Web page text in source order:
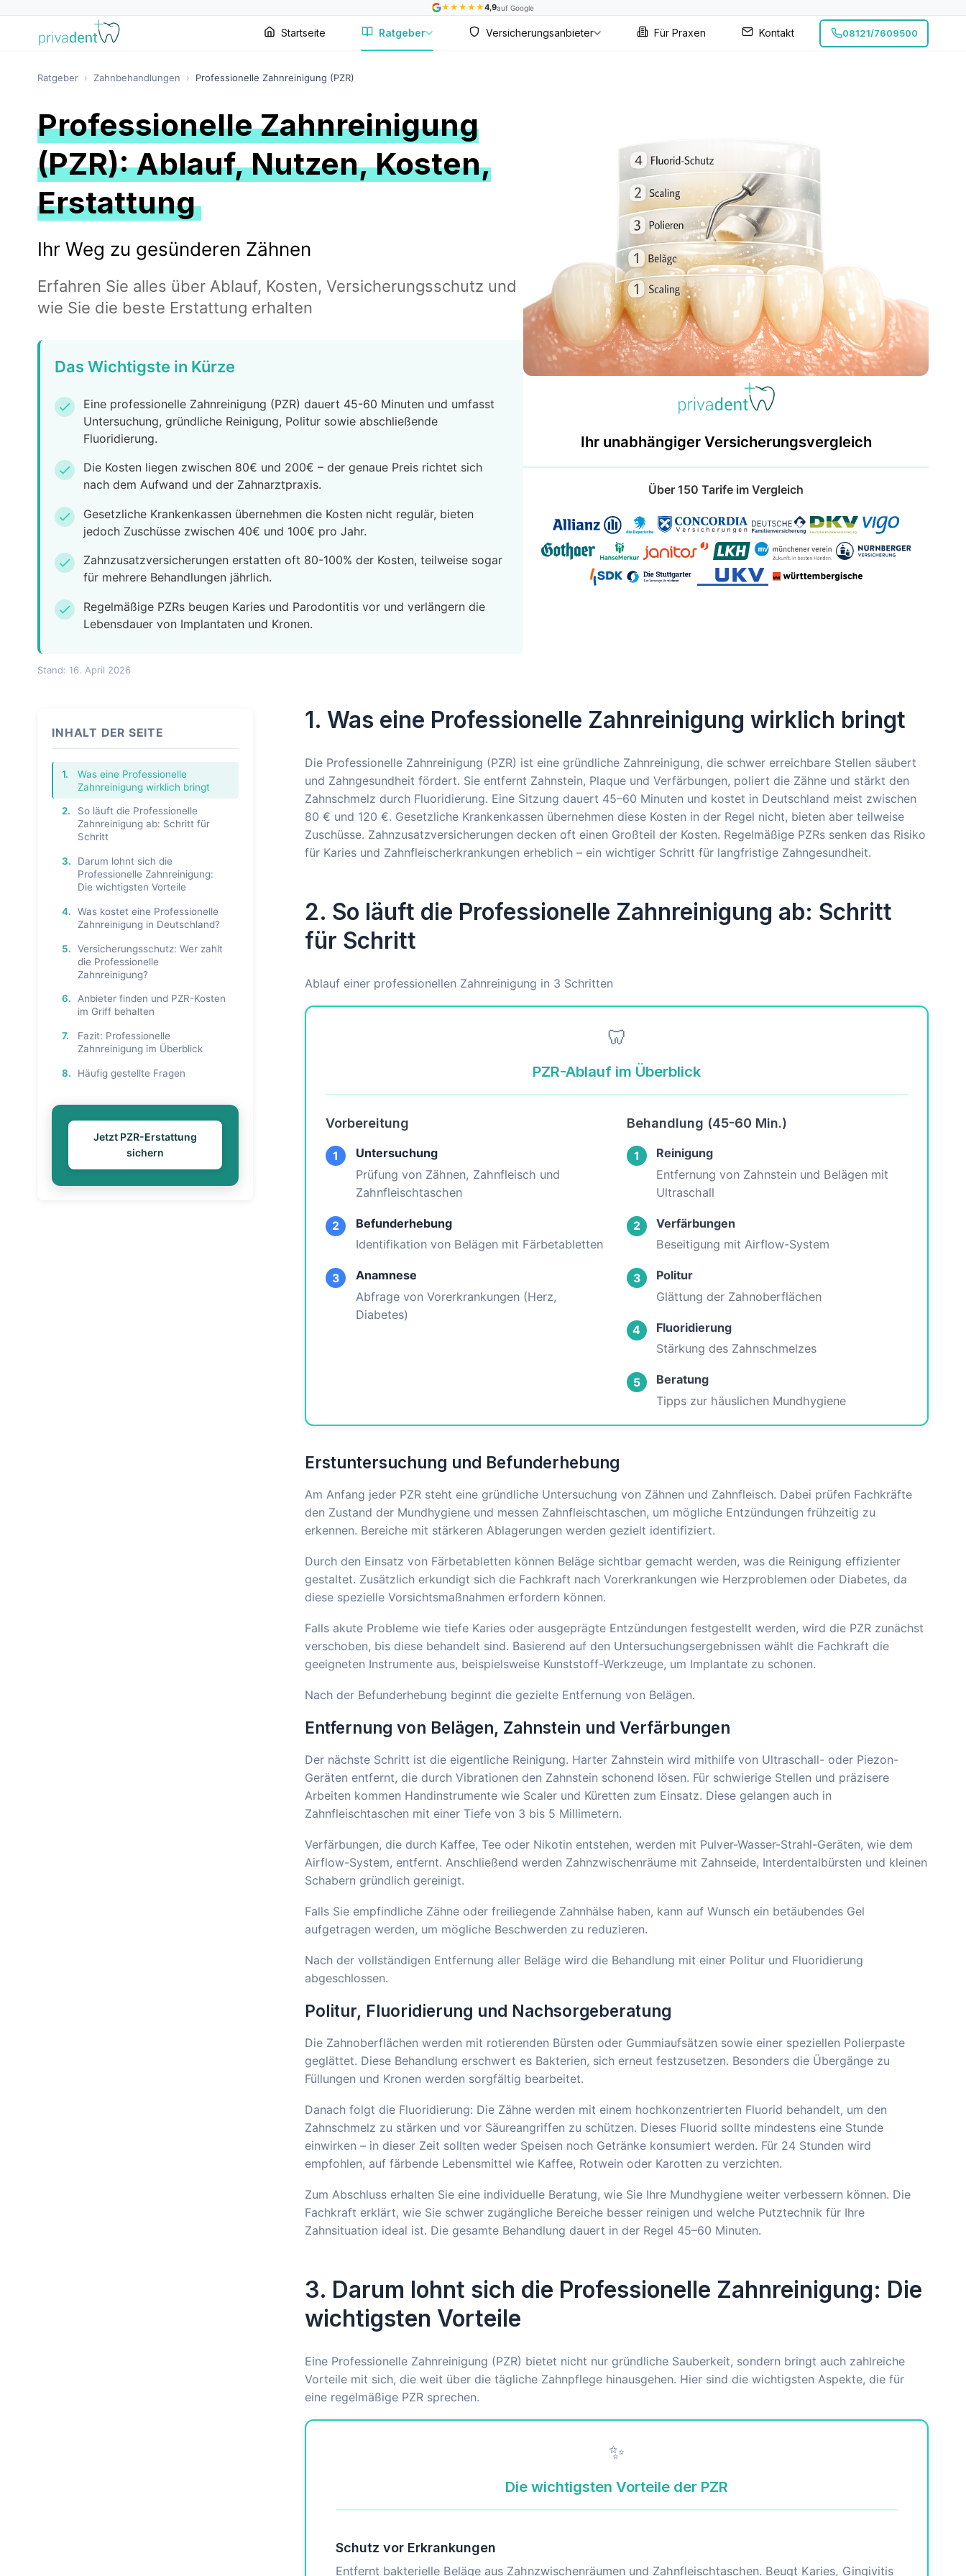
★ ★ ★ ★ ★4,9auf Google
Startseite Ratgeber Versicherungsanbieter Für Praxen Kontakt 08121/7609500
Ratgeber › Zahnbehandlungen › Professionelle Zahnreinigung (PZR)
Professionelle Zahnreinigung
(PZR): Ablauf, Nutzen, Kosten,
Erstattung
Ihr Weg zu gesünderen Zähnen
Erfahren Sie alles über Ablauf, Kosten, Versicherungsschutz und
wie Sie die beste Erstattung erhalten
Das Wichtigste in Kürze
check
Eine professionelle Zahnreinigung (PZR) dauert 45-60 Minuten und umfasst
Untersuchung, gründliche Reinigung, Politur sowie abschließende
Fluoridierung.
check
Die Kosten liegen zwischen 80€ und 200€ – der genaue Preis richtet sich
nach dem Aufwand und der Zahnarztpraxis.
check
Gesetzliche Krankenkassen übernehmen die Kosten nicht regulär, bieten
jedoch Zuschüsse zwischen 40€ und 100€ pro Jahr.
check
Zahnzusatzversicherungen erstatten oft 80-100% der Kosten, teilweise sogar
für mehrere Behandlungen jährlich.
check
Regelmäßige PZRs beugen Karies und Parodontitis vor und verlängern die
Lebensdauer von Implantaten und Kronen.
Stand: 16. April 2026
Ihr unabhängiger Versicherungsvergleich
Über 150 Tarife im Vergleich
INHALT DER SEITE
1.
Was eine Professionelle
Zahnreinigung wirklich bringt
2.
So läuft die Professionelle
Zahnreinigung ab: Schritt für
Schritt
3.
Darum lohnt sich die
Professionelle Zahnreinigung:
Die wichtigsten Vorteile
4.
Was kostet eine Professionelle
Zahnreinigung in Deutschland?
5.
Versicherungsschutz: Wer zahlt
die Professionelle
Zahnreinigung?
6.
Anbieter finden und PZR-Kosten
im Griff behalten
7.
Fazit: Professionelle
Zahnreinigung im Überblick
8. Häufig gestellte Fragen
Jetzt PZR-Erstattung
sichern
1. Was eine Professionelle Zahnreinigung wirklich bringt
Die Professionelle Zahnreinigung (PZR) ist eine gründliche Zahnreinigung, die schwer erreichbare Stellen säubert
und Zahngesundheit fördert. Sie entfernt Zahnstein, Plaque und Verfärbungen, poliert die Zähne und stärkt den
Zahnschmelz durch Fluoridierung. Eine Sitzung dauert 45–60 Minuten und kostet in Deutschland meist zwischen
80 € und 120 €. Gesetzliche Krankenkassen übernehmen diese Kosten in der Regel nicht, bieten aber teilweise
Zuschüsse. Zahnzusatzversicherungen decken oft einen Großteil der Kosten. Regelmäßige PZRs senken das Risiko
für Karies und Zahnfleischerkrankungen erheblich – ein wichtiger Schritt für langfristige Zahngesundheit.
2. So läuft die Professionelle Zahnreinigung ab: Schritt
für Schritt
Ablauf einer professionellen Zahnreinigung in 3 Schritten
🦷
PZR-Ablauf im Überblick
Vorbereitung
1
Untersuchung
Prüfung von Zähnen, Zahnfleisch und
Zahnfleischtaschen
2
Befunderhebung
Identifikation von Belägen mit Färbetabletten
3
Anamnese
Abfrage von Vorerkrankungen (Herz,
Diabetes)
Behandlung (45-60 Min.)
1
Reinigung
Entfernung von Zahnstein und Belägen mit
Ultraschall
2
Verfärbungen
Beseitigung mit Airflow-System
3
Politur
Glättung der Zahnoberflächen
4
Fluoridierung
Stärkung des Zahnschmelzes
5
Beratung
Tipps zur häuslichen Mundhygiene
Erstuntersuchung und Befunderhebung
Am Anfang jeder PZR steht eine gründliche Untersuchung von Zähnen und Zahnfleisch. Dabei prüfen Fachkräfte
den Zustand der Mundhygiene und messen Zahnfleischtaschen, um mögliche Entzündungen frühzeitig zu
erkennen. Bereiche mit stärkeren Ablagerungen werden gezielt identifiziert.
Durch den Einsatz von Färbetabletten können Beläge sichtbar gemacht werden, was die Reinigung effizienter
gestaltet. Zusätzlich erkundigt sich die Fachkraft nach Vorerkrankungen wie Herzproblemen oder Diabetes, da
diese spezielle Vorsichtsmaßnahmen erfordern können.
Falls akute Probleme wie tiefe Karies oder ausgeprägte Entzündungen festgestellt werden, wird die PZR zunächst
verschoben, bis diese behandelt sind. Basierend auf den Untersuchungsergebnissen wählt die Fachkraft die
geeigneten Instrumente aus, beispielsweise Kunststoff-Werkzeuge, um Implantate zu schonen.
Nach der Befunderhebung beginnt die gezielte Entfernung von Belägen.
Entfernung von Belägen, Zahnstein und Verfärbungen
Der nächste Schritt ist die eigentliche Reinigung. Harter Zahnstein wird mithilfe von Ultraschall- oder Piezon-
Geräten entfernt, die durch Vibrationen den Zahnstein schonend lösen. Für schwierige Stellen und präzisere
Arbeiten kommen Handinstrumente wie Scaler und Küretten zum Einsatz. Diese gelangen auch in
Zahnfleischtaschen mit einer Tiefe von 3 bis 5 Millimetern.
Verfärbungen, die durch Kaffee, Tee oder Nikotin entstehen, werden mit Pulver-Wasser-Strahl-Geräten, wie dem
Airflow-System, entfernt. Anschließend werden Zahnzwischenräume mit Zahnseide, Interdentalbürsten und kleinen
Schabern gründlich gereinigt.
Falls Sie empfindliche Zähne oder freiliegende Zahnhälse haben, kann auf Wunsch ein betäubendes Gel
aufgetragen werden, um mögliche Beschwerden zu reduzieren.
Nach der vollständigen Entfernung aller Beläge wird die Behandlung mit einer Politur und Fluoridierung
abgeschlossen.
Politur, Fluoridierung und Nachsorgeberatung
Die Zahnoberflächen werden mit rotierenden Bürsten oder Gummiaufsätzen sowie einer speziellen Polierpaste
geglättet. Diese Behandlung erschwert es Bakterien, sich erneut festzusetzen. Besonders die Übergänge zu
Füllungen und Kronen werden sorgfältig bearbeitet.
Danach folgt die Fluoridierung: Die Zähne werden mit einem hochkonzentrierten Fluorid behandelt, um den
Zahnschmelz zu stärken und vor Säureangriffen zu schützen. Dieses Fluorid sollte mindestens eine Stunde
einwirken – in dieser Zeit sollten weder Speisen noch Getränke konsumiert werden. Für 24 Stunden wird
empfohlen, auf färbende Lebensmittel wie Kaffee, Rotwein oder Karotten zu verzichten.
Zum Abschluss erhalten Sie eine individuelle Beratung, wie Sie Ihre Mundhygiene weiter verbessern können. Die
Fachkraft erklärt, wie Sie schwer zugängliche Bereiche besser reinigen und welche Putztechnik für Ihre
Zahnsituation ideal ist. Die gesamte Behandlung dauert in der Regel 45–60 Minuten.
3. Darum lohnt sich die Professionelle Zahnreinigung: Die
wichtigsten Vorteile
Eine Professionelle Zahnreinigung (PZR) bietet nicht nur gründliche Sauberkeit, sondern bringt auch zahlreiche
Vorteile mit sich, die weit über die tägliche Zahnpflege hinausgehen. Hier sind die wichtigsten Aspekte, die für
eine regelmäßige PZR sprechen.
✨
Die wichtigsten Vorteile der PZR
Schutz vor Erkrankungen
Entfernt bakterielle Beläge aus Zahnzwischenräumen und Zahnfleischtaschen. Beugt Karies, Gingivitis